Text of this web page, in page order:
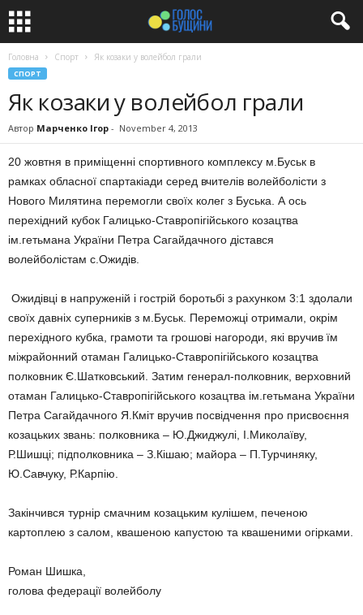
Головна Спорт Як козаки у волейбол грали
СПОРТ
Як козаки у волейбол грали
Автор Марченко Ігор - November 4, 2013
20 жовтня в приміщенні спортивного комплексу м.Буськ в
рамках обласної спартакіади серед вчителів волейболісти з
Нового Милятина перемогли своїх колег з Буська. А ось
перехідний кубок Галицько-Ставропігійського козацтва
ім.гетьмана України Петра Сагайдачного дістався
волейболістам с.Ожидів.
Ожидівці в напруженій і гострій боротьбі з рахунком 3:1 здолали
своїх давніх суперників з м.Буськ. Переможці отримали, окрім
перехідного кубка, грамоти та грошові нагороди, які вручив їм
міжрайонний отаман Галицько-Ставропігійського козацтва
полковник Є.Шатковський. Затим генерал-полковник, верховний
отаман Галицько-Ставропігійського козацтва ім.гетьмана України
Петра Сагайдачного Я.Кміт вручив посвідчення про присвоєння
козацьких звань: полковника – Ю.Джиджулі, І.Миколаїву,
Р.Шишці; підполковника – З.Кішаю; майора – П.Турчиняку,
Ю.Савчуку, Р.Карпію.
Закінчився турнір смачним козацьким кулішем, печеною
картоплею з салом, квашеною капустою та квашеними огірками.
Роман Шишка,
голова федерації волейболу